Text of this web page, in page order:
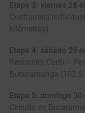
Etapa 3: viernes 28
Contrarreloj
kilómetros)
Etapa 4: sábado 29
Recorrido: Curití –
Bucaramanga
Etapa 5: domingo 30
Circuito en